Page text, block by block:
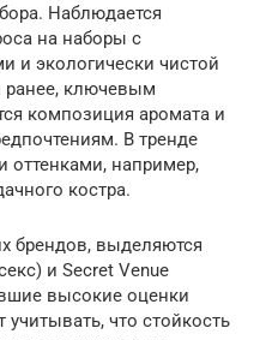
Наблюдается
на наборы с
и экологически чистой
ранее, ключевым
композиция аромата и
В тренде
оттенками, например,
костра.
брендов, выделяются
и Secret Venue
высокие оценки
что стойкость